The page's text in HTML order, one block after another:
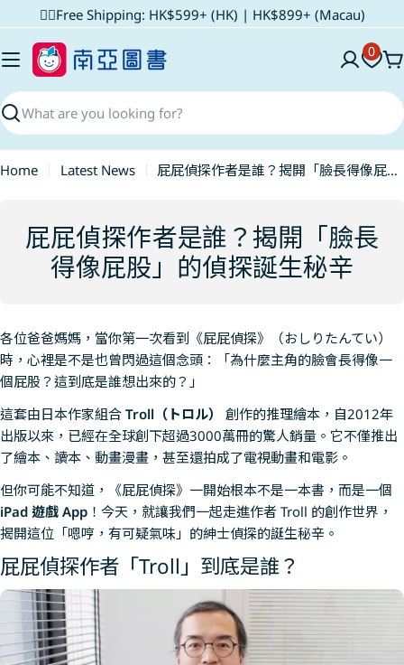
to
content
✌🏼Free Shipping: HK$599+ (HK) | HK$899+ (Macau)
Search
0
Home Latest News 屁屁偵探作者是誰？揭開「臉長得像屁股」的偵探誕生秘辛
屁屁偵探作者是誰？揭開「臉長
得像屁股」的偵探誕生秘辛
各位爸爸媽媽，當你第一次看到《屁屁偵探》（おしりたんてい）
時，心裡是不是也曾閃過這個念頭：「為什麼主角的臉會長得像一
個屁股？這到底是誰想出來的？」
這套由日本作家組合 Troll（トロル）
創作的推理繪本，自2012年
出版以來，已經在全球創下超過3000萬冊的驚人銷量。它不僅推出
了繪本、讀本、動畫漫畫，甚至還拍成了電視動畫和電影。
但你可能不知道，《屁屁偵探》一開始根本不是一本書，而是一個
iPad 遊戲 App ！今天，就讓我們一起走進作者 Troll 的創作世界，
揭開這位「嗯哼，有可疑氣味」的紳士偵探的誕生秘辛。
屁屁偵探作者「Troll」到底是誰？